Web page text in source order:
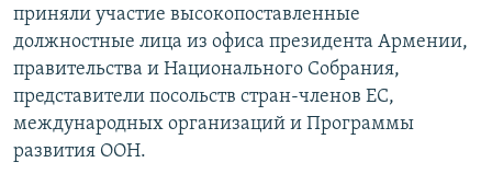
приняли участие высокопоставленные
должностные лица из офиса президента Армении,
правительства и Национального Собрания,
представители посольств стран-членов ЕС,
международных организаций и Программы
развития ООН.